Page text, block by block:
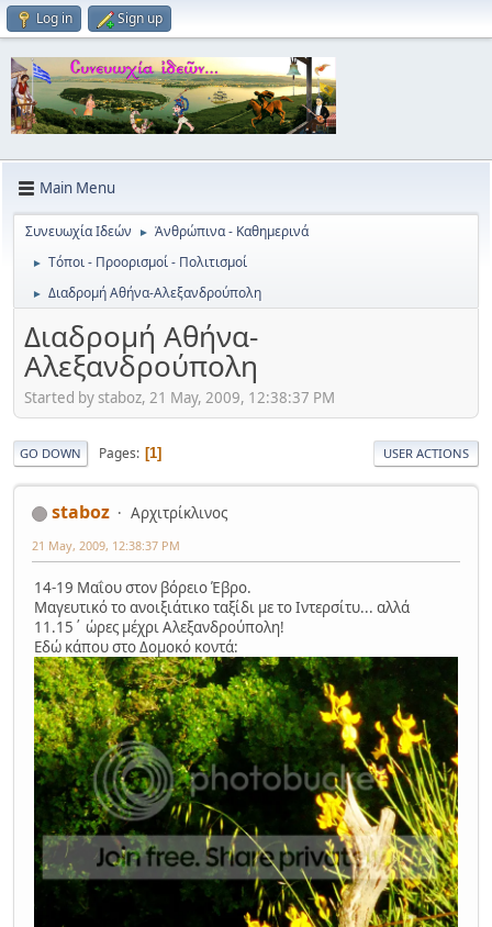
Log in Sign up
Main Menu
Συνευωχία Ιδεών ► Ἀνθρώπινα - Καθημερινά
► Tόποι - Προορισμοί - Πολιτισμοί
► Διαδρομή Αθήνα-Αλεξανδρούπολη
Διαδρομή Αθήνα-
Αλεξανδρούπολη
Started by staboz, 21 May, 2009, 12:38:37 PM
GO DOWN Pages 1 USER ACTIONS
staboz Αρχιτρίκλινος
21 May, 2009, 12:38:37 PM
14-19 Μαΐου στον βόρειο Έβρο.
Μαγευτικό το ανοιξιάτικο ταξίδι με το Ιντερσίτυ... αλλά
11.15΄ ώρες μέχρι Αλεξανδρούπολη!
Εδώ κάπου στο Δομοκό κοντά: